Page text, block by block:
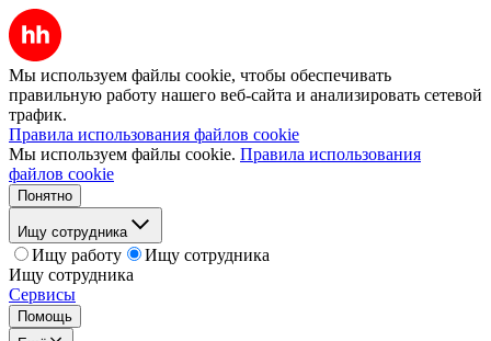
Мы используем файлы cookie, чтобы обеспечивать
правильную работу нашего веб-сайта и анализировать сетевой
трафик.
Правила использования файлов cookie
Мы используем файлы cookie. Правила использования
файлов cookie
Понятно
Ищу сотрудника
Ищу работу
Ищу сотрудника
Ищу сотрудника
Сервисы
Помощь